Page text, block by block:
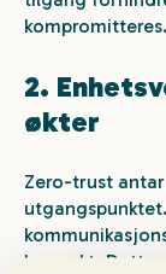
kompromitteres.
2.
økter
Zero-trust
hver økt. Dette